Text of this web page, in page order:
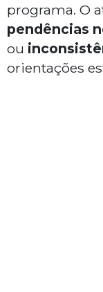
programa. O
pendências
ou
orientações